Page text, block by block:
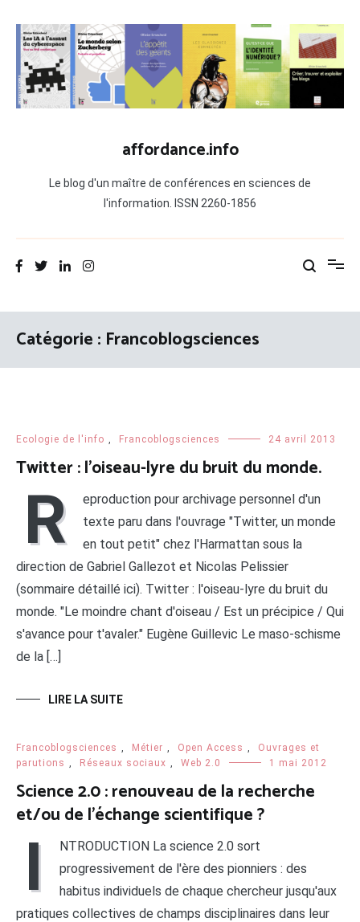
contenu
affordance.info
Le blog d'un maître de conférences en sciences de
l'information. ISSN 2260-1856
Catégorie : Francoblogsciences
Ecologie de l'info Francoblogsciences 24 avril 2013
Twitter : l’oiseau-lyre du bruit du monde.
R
eproduction pour archivage personnel d'un
texte paru dans l'ouvrage "Twitter, un monde
en tout petit" chez l'Harmattan sous la
direction de Gabriel Gallezot et Nicolas Pelissier
(sommaire détaillé ici). Twitter : l'oiseau-lyre du bruit du
monde. "Le moindre chant d'oiseau / Est un précipice / Qui
s'avance pour t'avaler." Eugène Guillevic Le maso-schisme
de la […]
LIRE LA SUITE
Francoblogsciences Métier Open Access
Ouvrages et
parutions
Réseaux sociaux Web 2.0 1 mai 2012
Science 2.0 : renouveau de la recherche
et/ou de l’échange scientifique ?
I
NTRODUCTION La science 2.0 sort
progressivement de l'ère des pionniers : des
habitus individuels de chaque chercheur jusqu'aux
pratiques collectives de champs disciplinaires dans leur